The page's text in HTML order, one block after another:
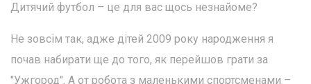
Дитячий футбол – це для вас щось незнайоме?
Не зовсім так, адже дітей 2009 року народження я
почав набирати ще до того, як перейшов грати за
"Ужгород". А от робота з маленькими спортсменами –